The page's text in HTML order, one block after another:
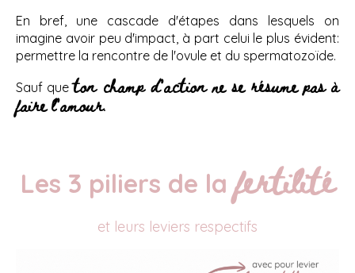
En bref, une cascade d'étapes dans lesquels on
imagine avoir peu d'impact, à part celui le plus évident:
permettre la rencontre de l'ovule et du spermatozoïde.
Sauf queton champ d'action ne se résume pas à
faire l'amour.
Les 3 piliers de lafertilité
et leurs leviers respectifs